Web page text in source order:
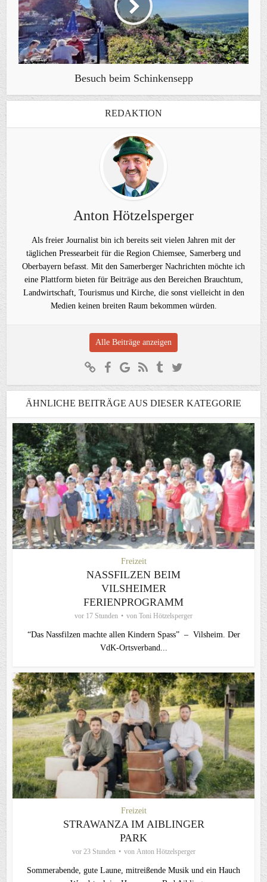
Besuch beim Schinkensepp
REDAKTION
Anton Hötzelsperger
Als freier Journalist bin ich bereits seit vielen Jahren mit der
täglichen Pressearbeit für die Region Chiemsee, Samerberg und
Oberbayern befasst. Mit den Samerberger Nachrichten möchte ich
eine Plattform bieten für Beiträge aus den Bereichen Brauchtum,
Landwirtschaft, Tourismus und Kirche, die sonst vielleicht in den
Medien keinen breiten Raum bekommen würden.
Alle Beiträge anzeigen
ÄHNLICHE BEITRÄGE AUS DIESER KATEGORIE
Freizeit
NASSFILZEN BEIM
VILSHEIMER
FERIENPROGRAMM
vor 17 Stunden von Toni Hötzelsperger
“Das Nassfilzen machte allen Kindern Spass” – Vilsheim. Der
VdK-Ortsverband...
Freizeit
STRAWANZA IM AIBLINGER
PARK
vor 23 Stunden von Anton Hötzelsperger
Sommerabende, gute Laune, mitreißende Musik und ein Hauch